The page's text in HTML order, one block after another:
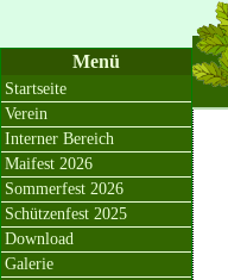
Menü
Startseite
Verein
Interner Bereich
Maifest 2026
Sommerfest 2026
Schützenfest 2025
Download
Galerie